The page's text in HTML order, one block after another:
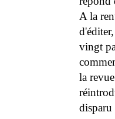
A la
vingt
la
disparu